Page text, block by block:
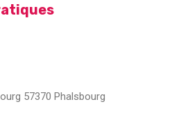
57370 Phalsbourg